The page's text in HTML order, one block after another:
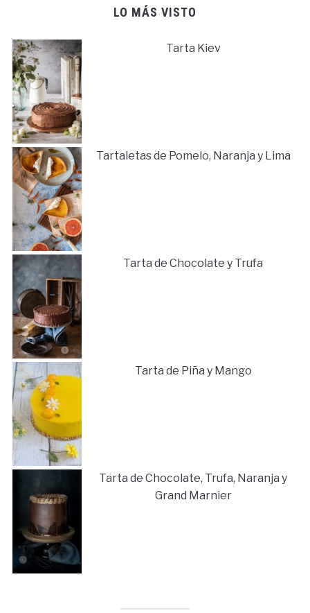
LO MÁS VISTO
Tarta Kiev
Tartaletas de Pomelo, Naranja y Lima
Tarta de Chocolate y Trufa
Tarta de Piña y Mango
Tarta de Chocolate, Trufa, Naranja y
Grand Marnier